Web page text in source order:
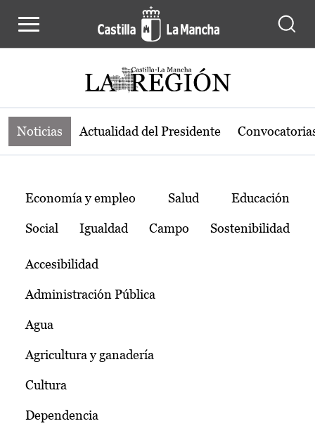
Noticias de la región de Castilla-La
Noticias Actualidad del Presidente
Temas
Economía y empleo Salud Educación
Social Igualdad Campo Sostenibilidad
Accesibilidad
Administración Pública
Agua
Agricultura y ganadería
Cultura
Dependencia